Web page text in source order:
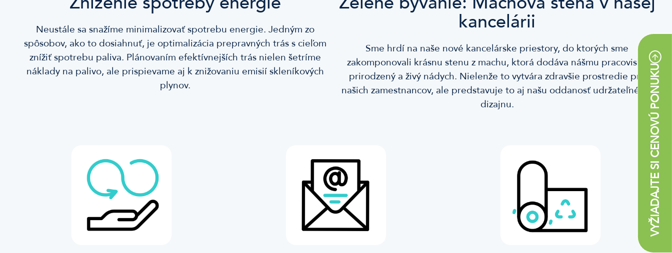
VYŽIADAJTE SI CENOVÚ PONUKU
Neustále sa snažíme minimalizovať spotrebu energie. Jedným zo
spôsobov, ako to dosiahnuť, je optimalizácia prepravných trás s cieľom
znížiť spotrebu paliva. Plánovaním efektívnejších trás nielen šetríme
náklady na palivo, ale prispievame aj k znižovaniu emisií skleníkových
plynov.
kancelárii
Sme hrdí na naše nové kancelárske priestory, do ktorých sme
zakomponovali krásnu stenu z machu, ktorá dodáva nášmu pracovisku
prirodzený a živý nádych. Nielenže to vytvára zdravšie prostredie pre
našich zamestnancov, ale predstavuje to aj našu oddanosť udržateľnému
dizajnu.